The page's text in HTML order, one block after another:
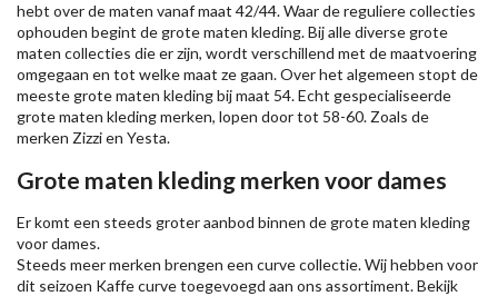
hebt over de maten vanaf maat 42/44. Waar de reguliere collecties
ophouden begint de grote maten kleding. Bij alle diverse grote
maten collecties die er zijn, wordt verschillend met de maatvoering
omgegaan en tot welke maat ze gaan. Over het algemeen stopt de
meeste grote maten kleding bij maat 54. Echt gespecialiseerde
grote maten kleding merken, lopen door tot 58-60. Zoals de
merken Zizzien Yesta.
Grote maten kleding merken voor dames
Er komt een steeds groter aanbod binnen de grote maten kleding
voor dames.
Steeds meer merken brengen een curve collectie. Wij hebben voor
dit seizoen Kaffecurve toegevoegd aan ons assortiment. Bekijk